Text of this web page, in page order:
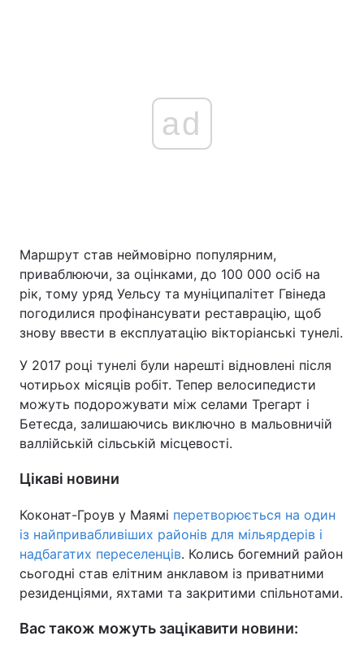
ad
Маршрут став неймовірно популярним,
приваблюючи, за оцінками, до 100 000 осіб на
рік, тому уряд Уельсу та муніципалітет Гвінеда
погодилися профінансувати реставрацію, щоб
знову ввести в експлуатацію вікторіанські тунелі.
У 2017 році тунелі були нарешті відновлені після
чотирьох місяців робіт. Тепер велосипедисти
можуть подорожувати між селами Трегарт і
Бетесда, залишаючись виключно в мальовничій
валлійській сільській місцевості.
Цікаві новини
Коконат-Гроув у Маямі перетворюється на один
із найпривабливіших районів для мільярдерів і
надбагатих переселенців. Колись богемний район
сьогодні став елітним анклавом із приватними
резиденціями, яхтами та закритими спільнотами.
Вас також можуть зацікавити новини: